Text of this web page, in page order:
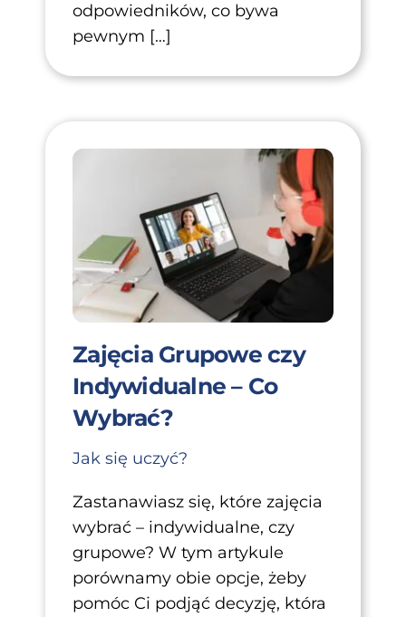
odpowiedników, co bywa
pewnym […]
Zajęcia Grupowe czy
Indywidualne – Co
Wybrać?
Jak się uczyć?
Zastanawiasz się, które zajęcia
wybrać – indywidualne, czy
grupowe? W tym artykule
porównamy obie opcje, żeby
pomóc Ci podjąć decyzję, która